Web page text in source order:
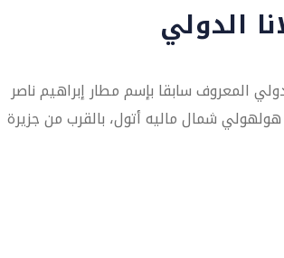
الدولي
المعروف سابقا بإسم مطار إبراهيم ناصر
شمال ماليه أتول، بالقرب من جزيرة